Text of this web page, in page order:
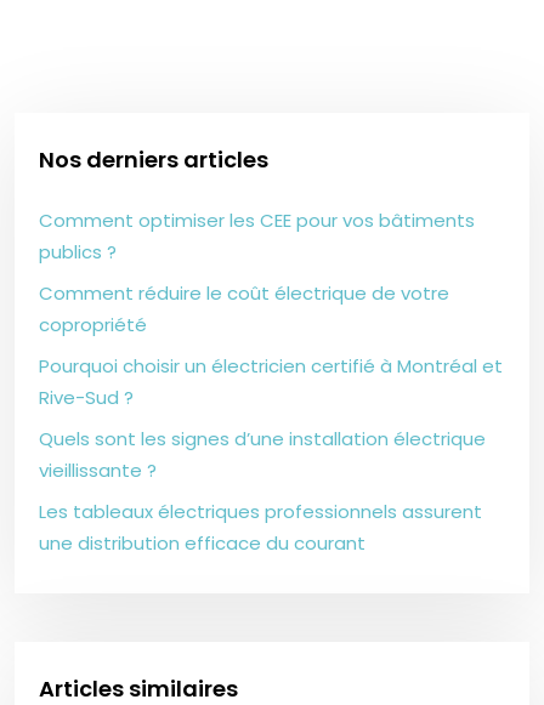
Nos derniers articles
Comment optimiser les CEE pour vos bâtiments
publics ?
Comment réduire le coût électrique de votre
copropriété
Pourquoi choisir un électricien certifié à Montréal et
Rive-Sud ?
Quels sont les signes d’une installation électrique
vieillissante ?
Les tableaux électriques professionnels assurent
une distribution efficace du courant
Articles similaires